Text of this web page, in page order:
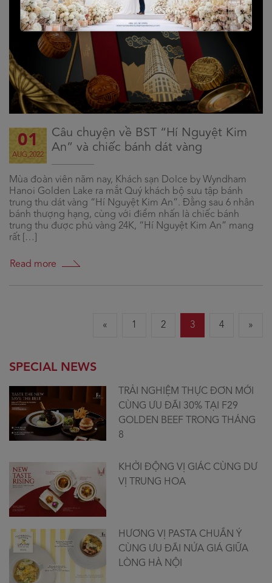
01
AUG,2022
Câu chuyện về BST “Hí Nguyệt Kim
An” và chiếc bánh dát vàng
Mùa đoàn viên năm nay, Khách sạn Dolce by Wyndham
Hanoi Golden Lake ra mắt Quý khách bộ sưu tập bánh
trung thu dát vàng “Hí Nguyệt Kim An”. Đằng sau 6 nhân
bánh thượng hạng, cùng với điểm nhấn là chiếc bánh
trung thu được phủ vàng 24K, “Hí Nguyệt Kim An” mang
rất […]
Read more
« 1 2 3 4 »
SPECIAL NEWS
TRẢI NGHIỆM THỰC ĐƠN MỚI
CÙNG ƯU ĐÃI 30% TẠI F29
GOLDEN BEEF TRONG THÁNG
8
KHỞI ĐỘNG VỊ GIÁC CÙNG DƯ
VỊ TRUNG HOA
HƯƠNG VỊ PASTA CHUẨN Ý
CÙNG ƯU ĐÃI NỬA GIÁ GIỮA
LÒNG HÀ NỘI